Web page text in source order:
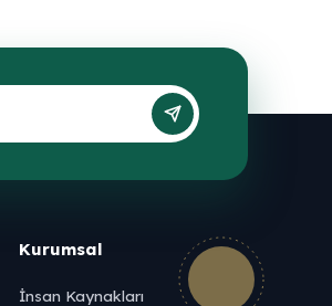
Kurumsal
İnsan Kaynakları